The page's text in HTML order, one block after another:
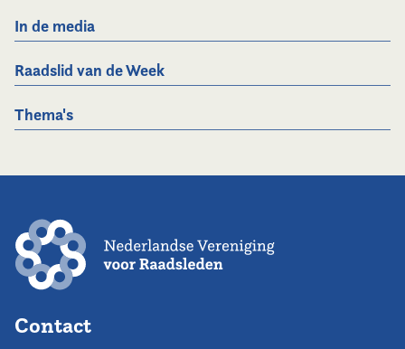
In de media
Raadslid van de Week
Thema's
Contact